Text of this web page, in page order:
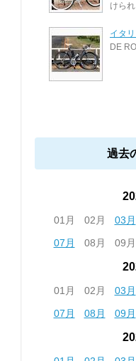
けら
イタ
DE
過去
01月 02月 03月
07月
08月 09月
01月 02月 03月
07月
08月 09月